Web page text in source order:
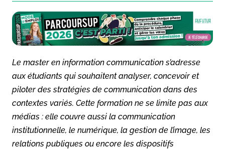
Le master en information communication s’adresse
aux étudiants qui souhaitent analyser, concevoir et
piloter des stratégies de communication dans des
contextes variés. Cette formation ne se limite pas aux
médias : elle couvre aussi la communication
institutionnelle, le numérique, la gestion de l’image, les
relations publiques ou encore les dispositifs